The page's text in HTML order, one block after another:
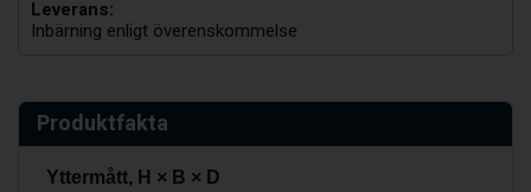
Leverans:
Inbärning enligt överenskommelse
Produktfakta
Yttermått, H × B × D